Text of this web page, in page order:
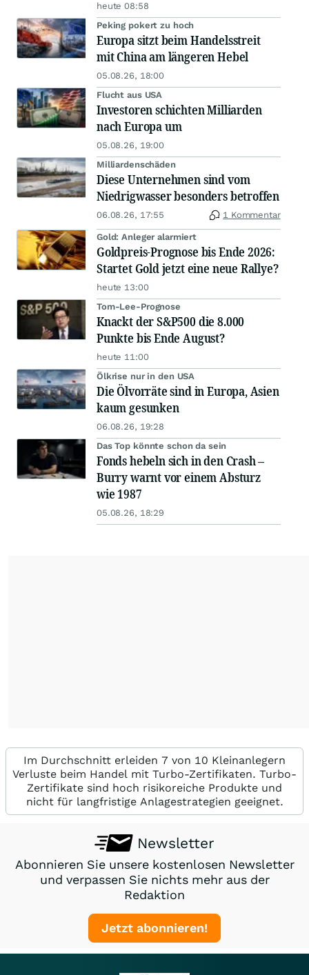
heute 08:58
Peking pokert zu hoch
Europa sitzt beim Handelsstreit
mit China am längeren Hebel
05.08.26, 18:00
Flucht aus USA
Investoren schichten Milliarden
nach Europa um
05.08.26, 19:00
Milliardenschäden
Diese Unternehmen sind vom
Niedrigwasser besonders betroffen
06.08.26, 17:55 1 Kommentar
Gold: Anleger alarmiert
Goldpreis-Prognose bis Ende 2026:
Startet Gold jetzt eine neue Rallye?
heute 13:00
Tom-Lee-Prognose
Knackt der S&P500 die 8.000
Punkte bis Ende August?
heute 11:00
Ölkrise nur in den USA
Die Ölvorräte sind in Europa, Asien
kaum gesunken
06.08.26, 19:28
Das Top könnte schon da sein
Fonds hebeln sich in den Crash –
Burry warnt vor einem Absturz
wie 1987
05.08.26, 18:29
Im Durchschnitt erleiden 7 von 10 Kleinanlegern
Verluste beim Handel mit Turbo-Zertifikaten. Turbo-
Zertifikate sind hoch risikoreiche Produkte und
nicht für langfristige Anlagestrategien geeignet.
Newsletter
Abonnieren Sie unsere kostenlosen Newsletter
und verpassen Sie nichts mehr aus der
Redaktion
Jetzt abonnieren!